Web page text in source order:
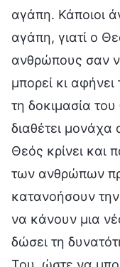
αγάπη. Κάποιοι
αγάπη, γιατί ο
ανθρώπους σαν
μπορεί κι
τη δοκιμασία
διαθέτει
Θεός κρίνει και
των ανθρώπων
κατανοήσουν
να κάνουν μια
δώσει τη